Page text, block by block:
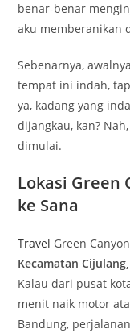
benar-benar
aku memberanikan
Sebenarnya,
tempat ini indah,
ya, kadang yang
dijangkau, kan?
dimulai.
Lokasi Green
ke Sana
Travel Green
Kecamatan
Kalau dari pusat
menit naik motor
Bandung,